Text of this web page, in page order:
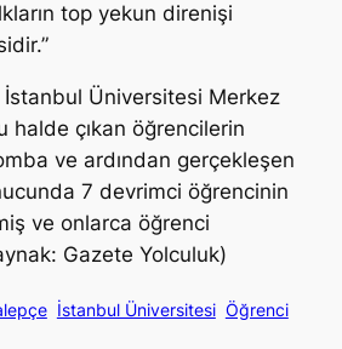
top yekun direnişi
İstanbul Üniversitesi Merkez
halde çıkan öğrencilerin
ve ardından gerçekleşen
7 devrimci öğrencinin
ve onlarca öğrenci
Gazete Yolculuk)
İstanbul Üniversitesi Öğrenci